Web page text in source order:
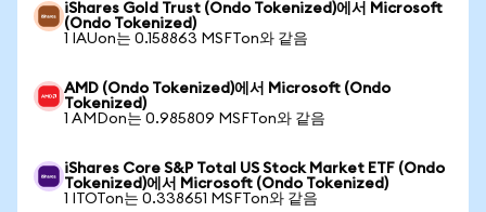
iShares Gold Trust (Ondo Tokenized)에서 Microsoft
(Ondo Tokenized)
1 IAUon는 0.158863 MSFTon와 같음
AMD (Ondo Tokenized)에서 Microsoft (Ondo
Tokenized)
1 AMDon는 0.985809 MSFTon와 같음
iShares Core S&P Total US Stock Market ETF (Ondo
Tokenized)에서 Microsoft (Ondo Tokenized)
1 ITOTon는 0.338651 MSFTon와 같음